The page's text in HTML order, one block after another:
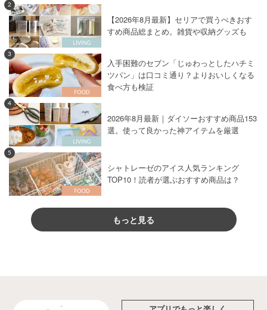
2
【2026年8月最新】セリアで買うべきおす
すめ商品総まとめ。雑貨や収納グッズも
3
入手困難のセブン「じゅわっとしたハチミ
ツパン」は口コミ通り？よりおいしくなる
食べ方も検証
4
2026年8月最新｜ダイソーおすすめ商品153
選。使って良かった神アイテムを厳選
5
シャトレーゼのアイス人気ランキング
TOP10！読者が選ぶおすすめ商品は？
もっと見る